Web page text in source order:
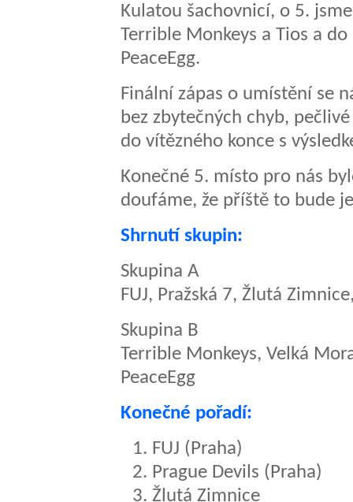
Kulatou šachovnicí, o 5.
Terrible Monkeys a Tios a
PeaceEgg.
Finální zápas o umístění se
bez zbytečných chyb,
do vítězného konce s
Konečné 5. místo pro nás
doufáme, že příště to bude
Shrnutí skupin:
Skupina A
FUJ, Pražská 7, Žlutá
Skupina B
Terrible Monkeys, Velká
PeaceEgg
Konečné pořadí:
FUJ (Praha)
Prague Devils (Praha)
Žlutá Zimnice